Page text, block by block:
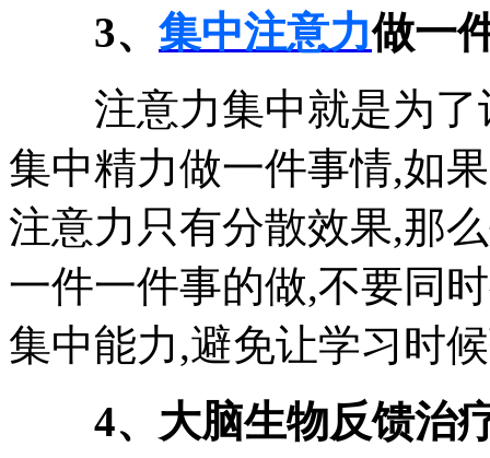
3、 集中注意力做一
注意力集中就是为了
集中精力做一件事情,如
注意力只有分散效果,那
一件一件事的做,不要同
集中能力,避免让学习时
4、大脑生物反馈治